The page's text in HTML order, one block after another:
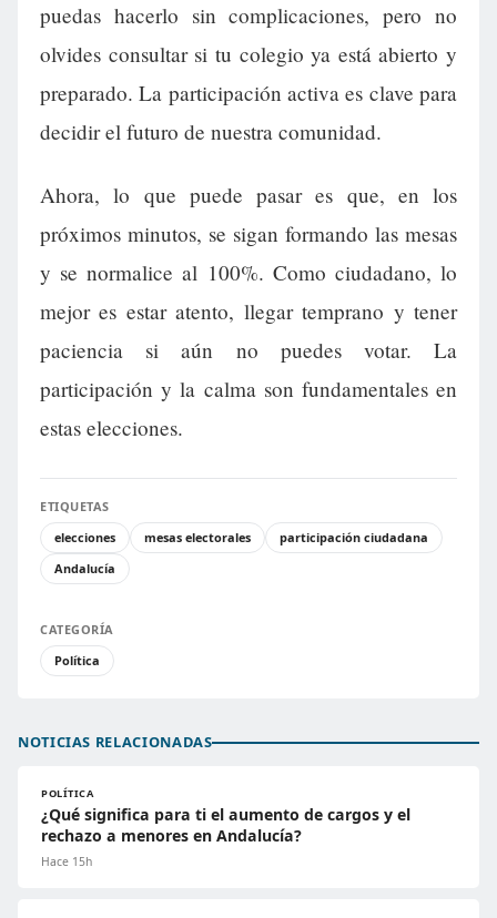
puedas hacerlo sin complicaciones, pero no
olvides consultar si tu colegio ya está abierto y
preparado. La participación activa es clave para
decidir el futuro de nuestra comunidad.
Ahora, lo que puede pasar es que, en los
próximos minutos, se sigan formando las mesas
y se normalice al 100%. Como ciudadano, lo
mejor es estar atento, llegar temprano y tener
paciencia si aún no puedes votar. La
participación y la calma son fundamentales en
estas elecciones.
ETIQUETAS
elecciones
mesas electorales
participación ciudadana
Andalucía
CATEGORÍA
Política
NOTICIAS RELACIONADAS
POLÍTICA
¿Qué significa para ti el aumento de cargos y el
rechazo a menores en Andalucía?
Hace 15h